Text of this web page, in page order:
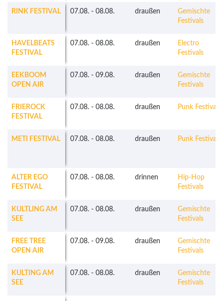
RINK FESTIVAL 07.08. - 08.08. draußen
Gemischte
Festivals
HAVELBEATS
FESTIVAL
07.08. - 08.08. draußen
Electro
Festivals
EEKBOOM
OPEN AIR
07.08. - 09.08. draußen
Gemischte
Festivals
FRIEROCK
FESTIVAL
07.08. - 08.08. draußen Punk Festivals
METI FESTIVAL 07.08. - 08.08. draußen Punk Festivals
ALTER EGO
FESTIVAL
07.08. - 08.08. drinnen
Hip-Hop
Festivals
KULTLING AM
SEE
07.08. - 08.08. draußen
Gemischte
Festivals
FREE TREE
OPEN AIR
07.08. - 09.08. draußen
Gemischte
Festivals
KULTING AM
SEE
07.08. - 08.08. draußen
Gemischte
Festivals